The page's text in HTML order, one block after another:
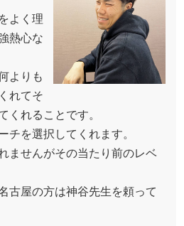
よく理
熱心な
よりも
れてそ
くれることです。
チを選択してくれます。
ませんがその当たり前のレベ
古屋の方は神谷先生を頼って